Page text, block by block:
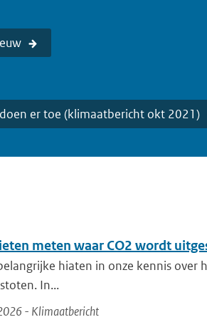
er toe (klimaatbericht okt 2021)
meten waar CO2 wordt
hiaten in onze kennis over
In...
- Klimaatbericht